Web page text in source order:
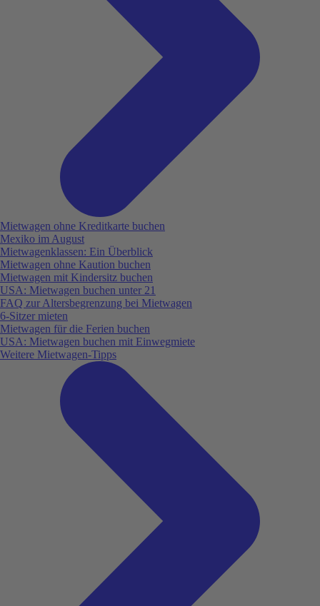
Mietwagen ohne Kreditkarte buchen
Mexiko im August
Mietwagenklassen: Ein Überblick
Mietwagen ohne Kaution buchen
Mietwagen mit Kindersitz buchen
USA: Mietwagen buchen unter 21
FAQ zur Altersbegrenzung bei Mietwagen
6-Sitzer mieten
Mietwagen für die Ferien buchen
USA: Mietwagen buchen mit Einwegmiete
Weitere Mietwagen-Tipps